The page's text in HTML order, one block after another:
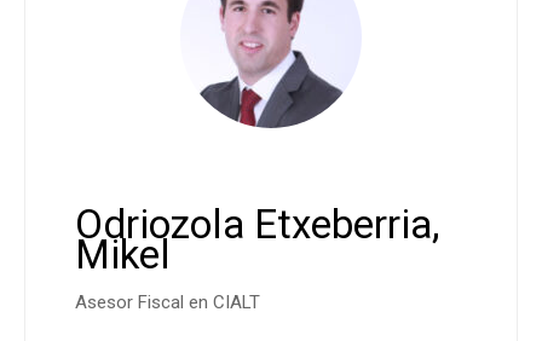
Odriozola Etxeberria,
Mikel
Asesor Fiscal en CIALT